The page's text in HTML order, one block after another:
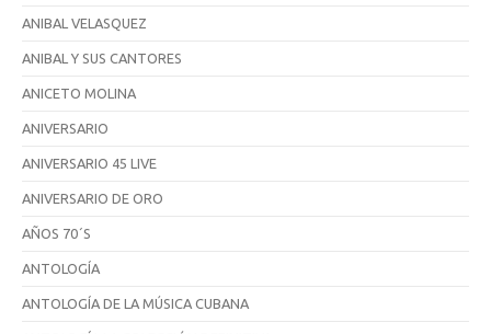
ANIBAL VELASQUEZ
ANIBAL Y SUS CANTORES
ANICETO MOLINA
ANIVERSARIO
ANIVERSARIO 45 LIVE
ANIVERSARIO DE ORO
AÑOS 70´S
ANTOLOGÍA
ANTOLOGÍA DE LA MÚSICA CUBANA